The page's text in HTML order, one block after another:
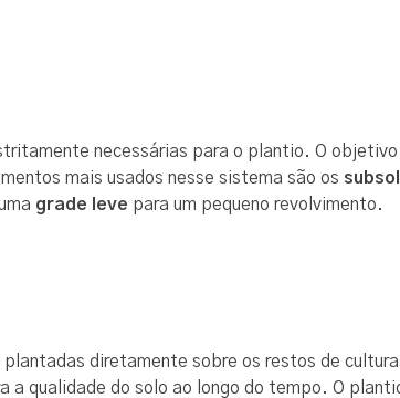
necessárias para o plantio. O
mais usados nesse sistema são os
grade leve para um pequeno revolvimento.
plantadas diretamente sobre os restos de
qualidade do solo ao longo do tempo. O